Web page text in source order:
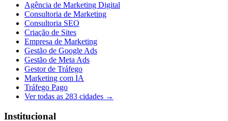
Agência de Marketing Digital
Consultoria de Marketing
Consultoria SEO
Criação de Sites
Empresa de Marketing
Gestão de Google Ads
Gestão de Meta Ads
Gestor de Tráfego
Marketing com IA
Tráfego Pago
Ver todas as 283 cidades →
Institucional